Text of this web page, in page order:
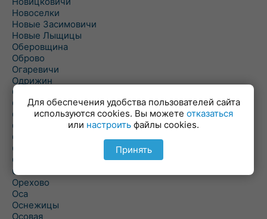
Новоселки
Новые Засимовичи
Новые Лыщицы
Оберовщина
Оброво
Огаревичи
Одрижин
Оздамичи
Озяты
Олтуш
Ольманы
Ольпень
Ольшаны
Омельная
Ополь
Орехово
Оса
Оснежицы
Осовая
Для обеспечения удобства пользователей сайта
используются cookies. Вы можете отказаться
или настроить файлы cookies.
Принять